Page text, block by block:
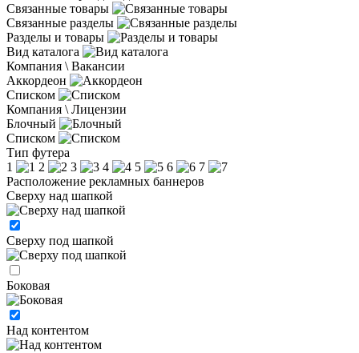
Связанные товары
Связанные разделы
Разделы и товары
Вид каталога
Компания \ Вакансии
Аккордеон
Списком
Компания \ Лицензии
Блочный
Списком
Тип футера
1
2 3 4 5 6
7
Расположение рекламных баннеров
Сверху над шапкой
Сверху под шапкой
Боковая
Над контентом